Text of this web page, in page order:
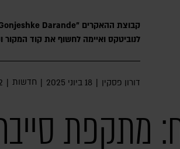
לנוביטקס ואיימה לחשוף את קוד
דורון פסקין | 18 ביוני 2025 | חדשות |
2
מתקפת